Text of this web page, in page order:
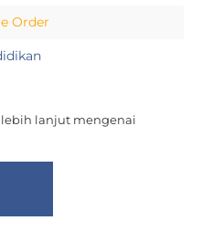
Order
lanjut mengenai